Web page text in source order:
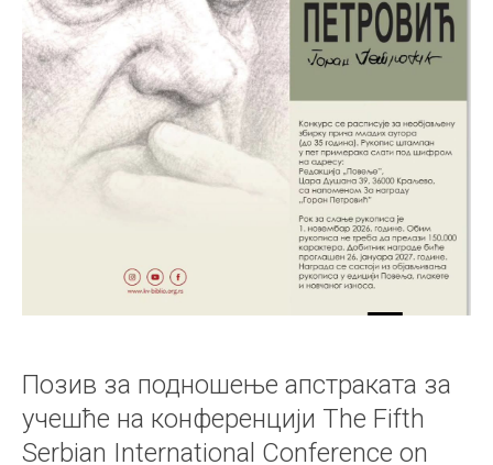
Позив за подношење апстраката за
учешће на конференцији The Fifth
Serbian International Conference on